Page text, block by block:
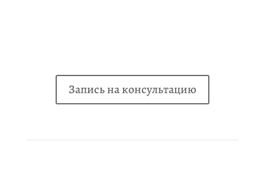
Запись на консультацию